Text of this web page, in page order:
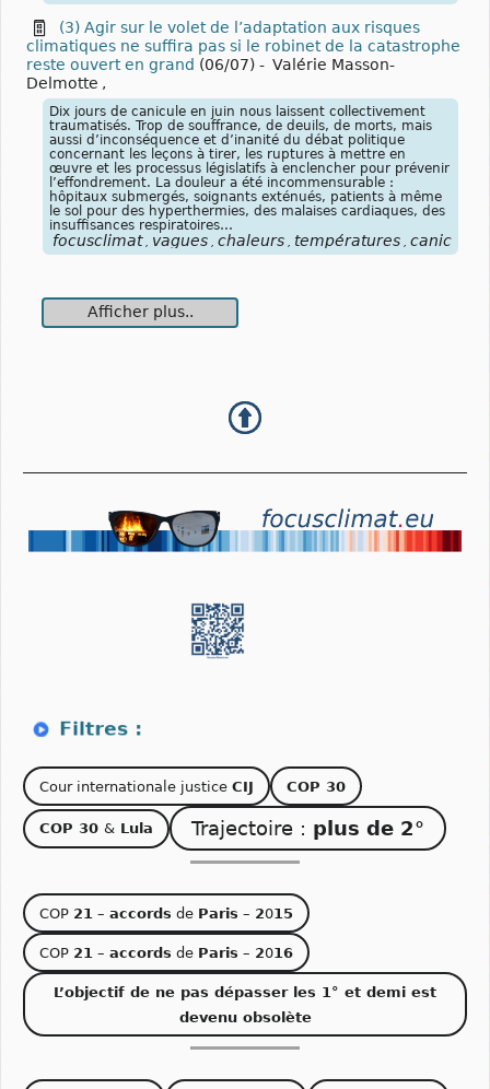
(3) Agir sur le volet de l’adaptation aux risques
climatiques ne suffira pas si le robinet de la catastrophe
reste ouvert en grand (06/07) - Valérie Masson-
Delmotte ,
Dix jours de canicule en juin nous laissent collectivement
traumatisés. Trop de souffrance, de deuils, de morts, mais
aussi d’inconséquence et d’inanité du débat politique
concernant les leçons à tirer, les ruptures à mettre en
œuvre et les processus législatifs à enclencher pour prévenir
l’effondrement. La douleur a été incommensurable :
hôpitaux submergés, soignants exténués, patients à même
le sol pour des hyperthermies, des malaises cardiaques, des
insuffisances respiratoires…
focusclimat vagues chaleurs températures canicules
Afficher plus..
Cour internationale justice CIJ COP 30
COP 30 & Lula Trajectoire : plus de 2°
COP 21 – accords de Paris – 2015
COP 21 – accords de Paris – 2016
L’objectif de ne pas dépasser les 1° et demi est
devenu obsolète